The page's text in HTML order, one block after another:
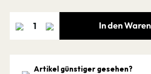
In den
Artikel günstiger gesehen?